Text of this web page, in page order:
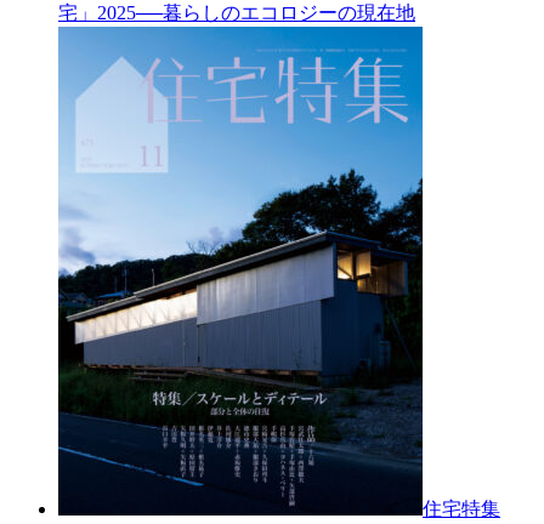
宅」2025──暮らしのエコロジーの現在地
住宅特集